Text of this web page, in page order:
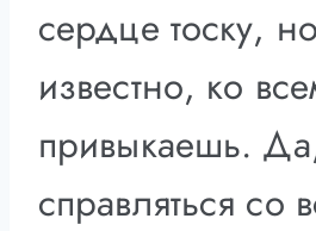
сердце тоску,
известно, ко
привыкаешь.
справляться со